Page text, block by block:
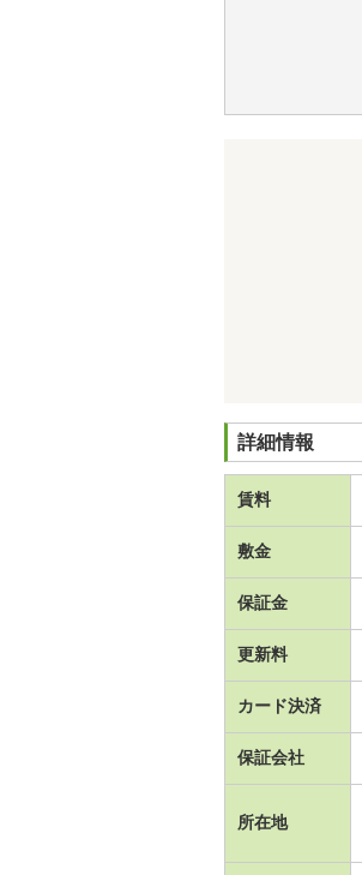
詳細情報
賃料
敷金
保証金
更新料
カード決済
保証会社
所在地